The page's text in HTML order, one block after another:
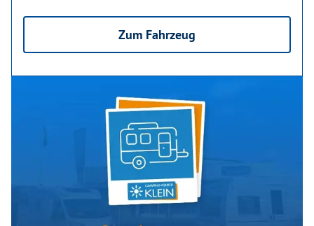
Zum Fahrzeug